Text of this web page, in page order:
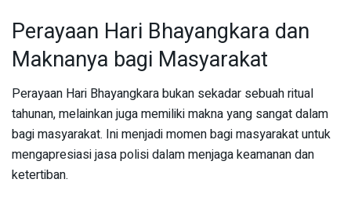
Perayaan Hari Bhayangkara dan
Maknanya bagi Masyarakat
Perayaan Hari Bhayangkara bukan sekadar sebuah ritual
tahunan, melainkan juga memiliki makna yang sangat dalam
bagi masyarakat. Ini menjadi momen bagi masyarakat untuk
mengapresiasi jasa polisi dalam menjaga keamanan dan
ketertiban.